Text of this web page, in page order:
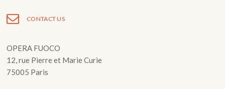
CONTACT US
OPERA FUOCO
12, rue Pierre et Marie Curie
75005 Paris